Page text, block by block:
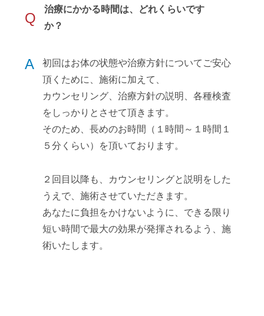
Q
治療にかかる時間は、どれくらいです
か？
A
初回はお体の状態や治療方針についてご安心
頂くために、施術に加えて、
カウンセリング、治療方針の説明、各種検査
をしっかりとさせて頂きます。
そのため、長めのお時間（１時間～１時間１
５分くらい）を頂いております。
２回目以降も、カウンセリングと説明をした
うえで、施術させていただきます。
あなたに負担をかけないように、できる限り
短い時間で最大の効果が発揮されるよう、施
術いたします。